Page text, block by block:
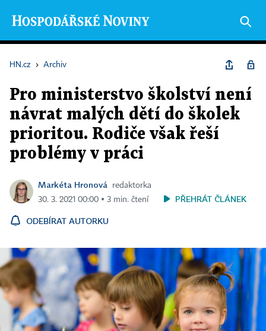
HN.cz › Archiv
Pro ministerstvo školství není
návrat malých dětí do školek
prioritou. Rodiče však řeší
problémy v práci
Markéta Hronová
redaktorka
30. 3. 2021 00:00 ▪ 3 min. čtení
PŘEHRÁT ČLÁNEK
ODEBÍRAT AUTORKU